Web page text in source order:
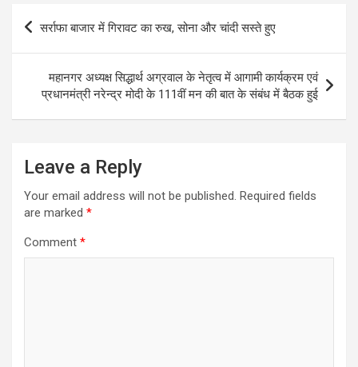
Post
सर्राफा बाजार में गिरावट का रुख, सोना और चांदी सस्ते हुए
महानगर अध्यक्ष सिद्धार्थ अग्रवाल के नेतृत्व में आगामी कार्यक्रम एवं
प्रधानमंत्री नरेन्द्र मोदी के 111वीं मन की बात के संबंध में बैठक हुई
Leave a Reply
Your email address will not be published. Required fields
are marked *
Comment *